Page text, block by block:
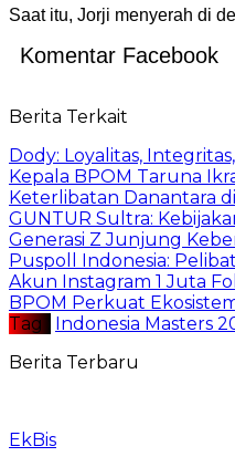
Saat itu, Jorji menyerah di
Komentar Facebook
Berita Terkait
Dody: Loyalitas,
Kepala BPOM Taruna
Keterlibatan Danantara
GUNTUR Sultra:
Generasi Z Junjung
Puspoll Indonesia:
Akun Instagram 1 Juta
BPOM Perkuat
Tag :
Indonesia Masters
Berita Terbaru
EkBis